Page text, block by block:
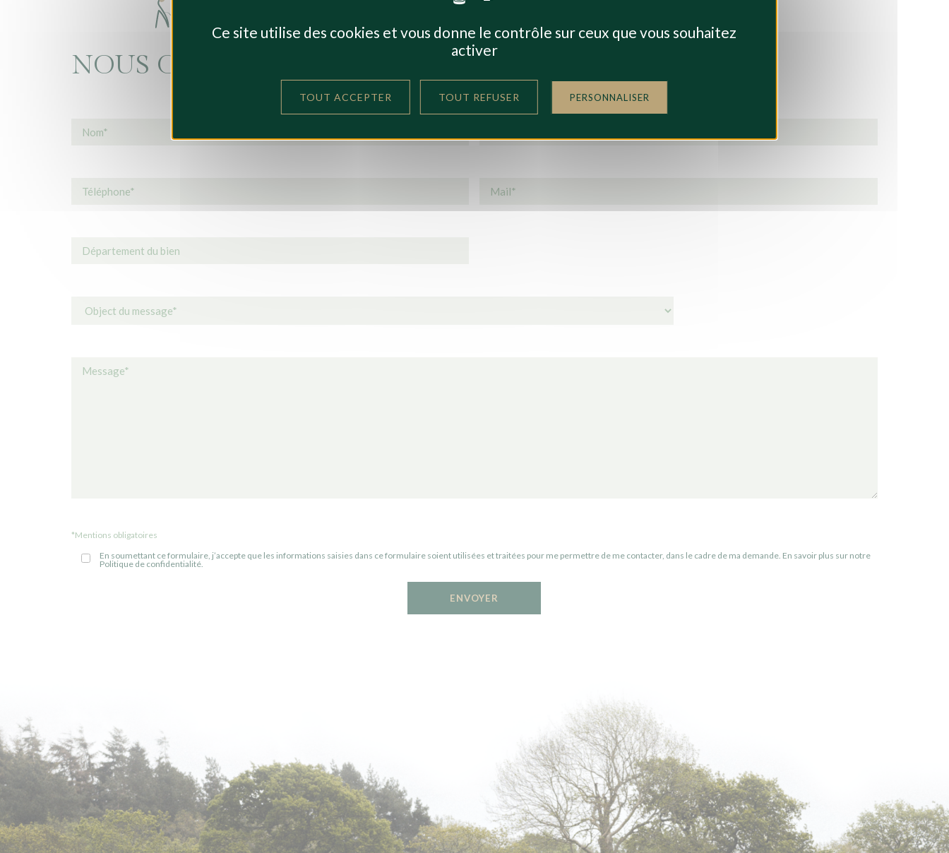
NOUS CONTACTER PAR MAIL
*Mentions obligatoires
En soumettant ce formulaire, j’accepte que les informations saisies dans ce formulaire soient utilisées et traitées pour me permettre de me contacter, dans le cadre de ma demande. En savoir plus sur notre
Politique de confidentialité.
Ce site utilise des cookies et vous donne le contrôle sur ceux que vous souhaitez
activer
TOUT ACCEPTER TOUT REFUSER PERSONNALISER